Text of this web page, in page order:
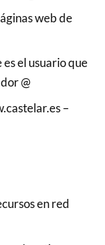
web de
el usuario que
@
–
en red